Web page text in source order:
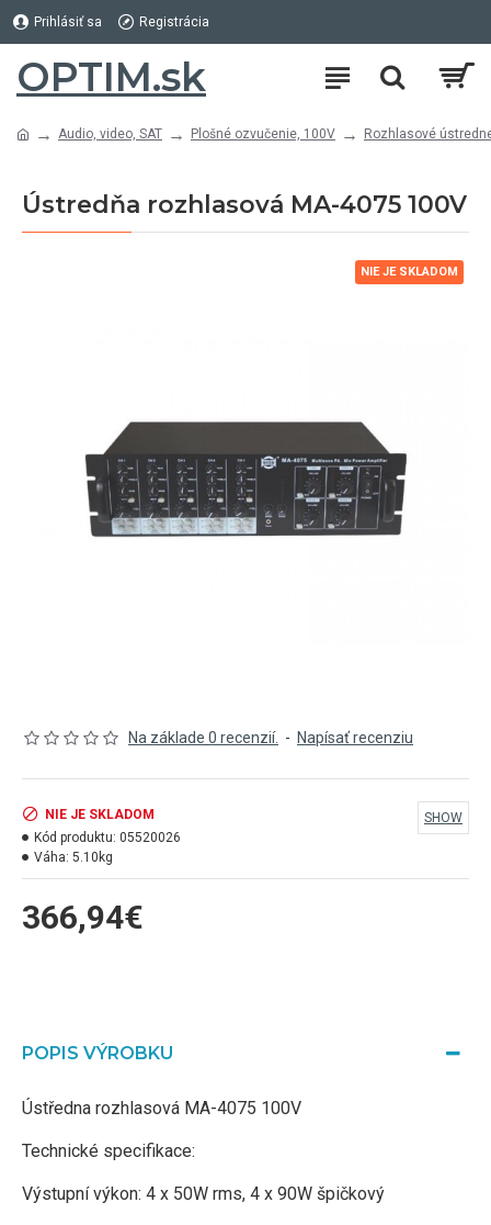
Prihlásiť sa Registrácia
OPTIM.sk
Audio, video, SAT Plošné ozvučenie, 100V Rozhlasové
Ústredňa rozhlasová MA-4075 100V
NIE JE SKLADOM
Na základe 0 recenzií. - Napísať recenziu
366,94€
NIE JE SKLADOM
Kód produktu: 05520026
Váha: 5.10kg
SHOW
POPIS VÝROBKU
Ústředna rozhlasová MA-4075 100V
Technické specifikace:
Výstupní výkon: 4 x 50W rms, 4 x 90W špičkový